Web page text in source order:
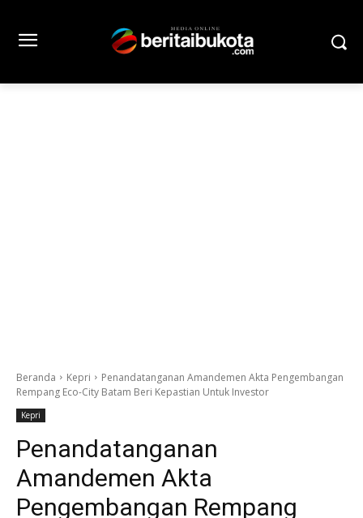
Beranda Kepri
Penandatanganan Amandemen Akta Pengembangan
Rempang Eco-City Batam Beri Kepastian Untuk Investor
Kepri
Penandatanganan
Amandemen Akta
Pengembangan Rempang